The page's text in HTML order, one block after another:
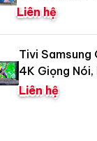
Liên hệ
Tivi Samsung
4K Giọng
Liên hệ